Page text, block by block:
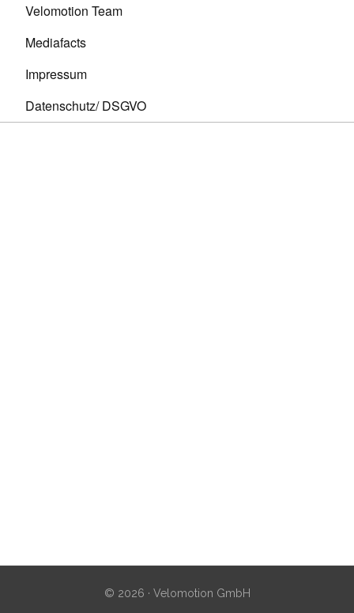
Velomotion Team
Mediafacts
Impressum
Datenschutz/ DSGVO
© 2026 · Velomotion GmbH